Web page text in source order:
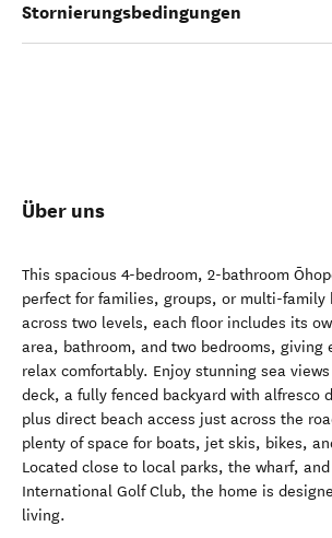
Stornierungsbedingungen
Über uns
This spacious 4-bedroom, 2-bathroom
perfect for families, groups, or multi-family
across two levels, each floor includes its
area, bathroom, and two bedrooms, giving
relax comfortably. Enjoy stunning sea
deck, a fully fenced backyard with alfresco
plus direct beach access just across the
plenty of space for boats, jet skis, bikes,
Located close to local parks, the wharf, and
International Golf Club, the home is
living.